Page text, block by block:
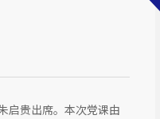
启贵出席。本次党课由